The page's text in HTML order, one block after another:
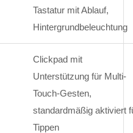
Tastatur mit Ablauf,
Hintergrundbeleuchtung
Clickpad mit
Unterstützung für Multi-
Touch-Gesten,
standardmäßig aktiviert
Tippen